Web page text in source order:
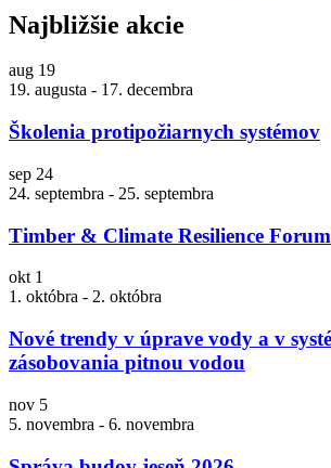
Najbližšie akcie
aug 19
19. augusta - 17. decembra
Školenia protipožiarnych systémov
sep 24
24. septembra - 25. septembra
Timber & Climate Resilience
okt 1
1. októbra - 2. októbra
Nové trendy v úprave vody a v
zásobovania pitnou vodou
nov 5
5. novembra - 6. novembra